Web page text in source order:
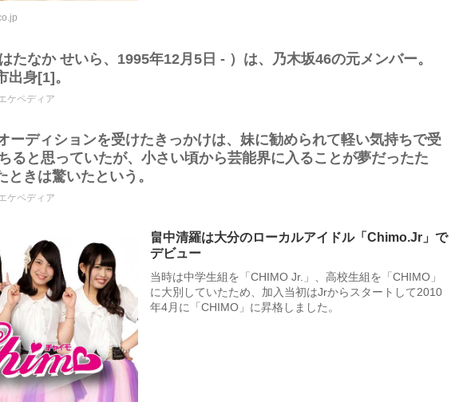
たなか せいら、1995年12月5日 - ）は、乃木坂46の元メンバー。
出身[1]。
ケペディア
ーディションを受けたきっかけは、妹に勧められて軽い気持ちで受
ると思っていたが、小さい頃から芸能界に入ることが夢だったた
ときは驚いたという。
ケペディア
畠中清羅は大分のローカルアイドル「Chimo.Jr」で
デビュー
当時は中学生組を「CHIMO Jr.」、高校生組を「CHIMO」
に大別していたため、加入当初はJrからスタートして2010
年4月に「CHIMO」に昇格しました。